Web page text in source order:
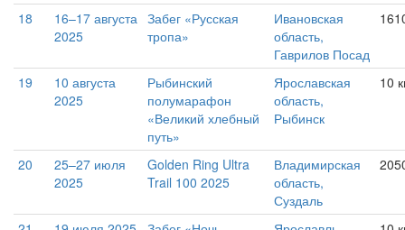
18
16–17 августа
2025
Забег «Русская
тропа»
Ивановская
область,
Гаврилов Посад
19
10 августа
2025
Рыбинский
полумарафон
«Великий хлебный
путь»
Ярославская
область,
Рыбинск
10
20
25–27 июля
2025
Golden Ring Ultra
Trail 100 2025
Владимирская
область,
Суздаль